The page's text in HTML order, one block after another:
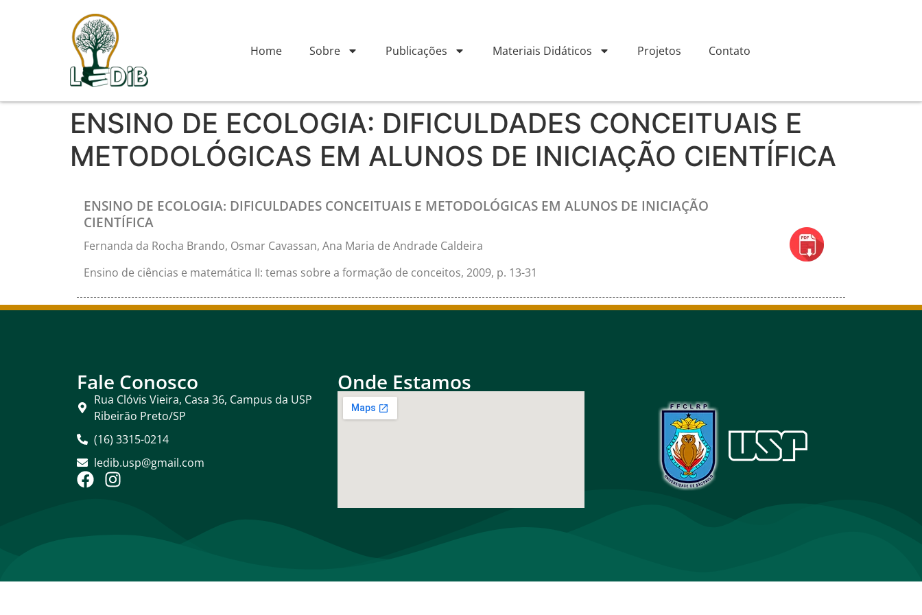
Home Sobre Publicações Materiais Didáticos Projetos Contato
ENSINO DE ECOLOGIA: DIFICULDADES CONCEITUAIS E
METODOLÓGICAS EM ALUNOS DE INICIAÇÃO CIENTÍFICA
ENSINO DE ECOLOGIA: DIFICULDADES CONCEITUAIS E METODOLÓGICAS EM ALUNOS DE INICIAÇÃO
CIENTÍFICA
Fernanda da Rocha Brando, Osmar Cavassan, Ana Maria de Andrade Caldeira
Ensino de ciências e matemática II: temas sobre a formação de conceitos, 2009, p. 13-31
Fale Conosco
Rua Clóvis Vieira, Casa 36, Campus da USP
Ribeirão Preto/SP
(16) 3315-0214
ledib.usp@gmail.com
Onde Estamos